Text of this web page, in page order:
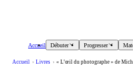
Accueil Débuter Progresser
Accueil › Livres › « L’œil du photographe » de